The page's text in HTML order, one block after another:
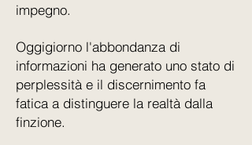
impegno.
Oggigiorno l'abbondanza di
informazioni ha generato uno stato di
perplessità e il discernimento fa
fatica a distinguere la realtà dalla
finzione.